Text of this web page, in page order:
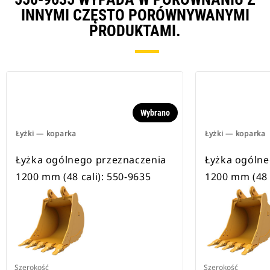
INNYMI CZĘSTO PORÓWNYWANYMI
PRODUKTAMI.
Łyżki — koparka
Wybrano
Łyżka ogólnego przeznaczenia
1200 mm (48 cali): 550-9635
Szerokość
Łyżki — koparka
Łyżka
1200 mm
Szerokość